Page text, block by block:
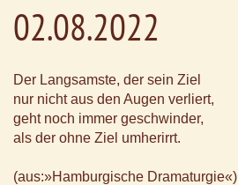
02.08.2022
Der Langsamste, der sein Ziel
nur nicht aus den Augen verliert,
geht noch immer geschwinder,
als der ohne Ziel umherirrt.
(aus:»Hamburgische Dramaturgie«)